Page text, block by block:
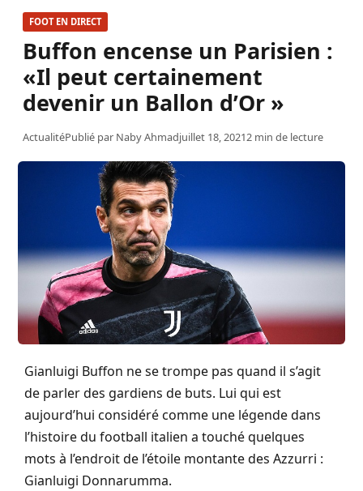
FOOT EN DIRECT
Buffon encense un Parisien :
«Il peut certainement
devenir un Ballon d’Or »
ActualitéPublié par Naby Ahmadjuillet 18, 20212 min de lecture
Gianluigi Buffon ne se trompe pas quand il s’agit
de parler des gardiens de buts. Lui qui est
aujourd’hui considéré comme une légende dans
l’histoire du football italien a touché quelques
mots à l’endroit de l’étoile montante des Azzurri :
Gianluigi Donnarumma.